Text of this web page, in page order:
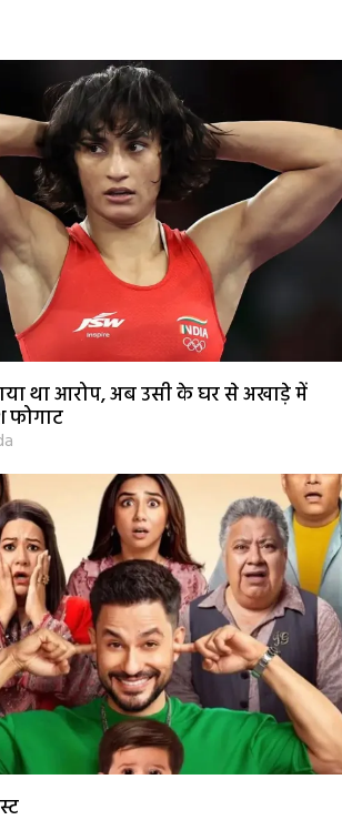
था आरोप, अब उसी के घर से अखाड़े में
फोगाट